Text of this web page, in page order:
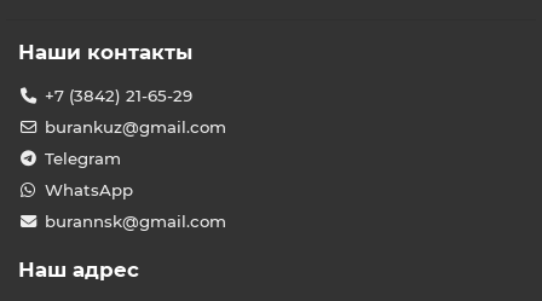
Наши контакты
+7 (3842) 21-65-29
burankuz@gmail.com
Telegram
WhatsApp
burannsk@gmail.com
Наш адрес